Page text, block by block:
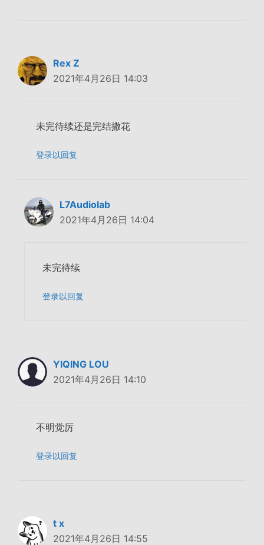
Rex Z
2021年4月26日 14:03
未完待续还是完结撒花
登录以回复
L7Audiolab
2021年4月26日 14:04
未完待续
登录以回复
YIQING LOU
2021年4月26日 14:10
不明觉厉
登录以回复
t x
2021年4月26日 14:55